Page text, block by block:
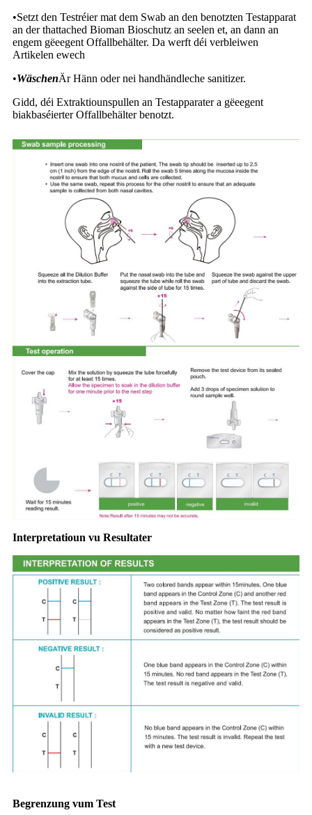
•Setzt den Testréier mat dem Swab an den benotzten Testapparat
an der thattached Bioman Bioschutz an seelen et, an dann an
engem gëeegent Offallbehälter. Da werft déi verbleiwen
Artikelen ewech
•WäschenÄr Hänn oder nei handhändleche sanitizer.
Gidd, déi Extraktiounspullen an Testapparater a gëeegent
biakbaséierter Offallbehälter benotzt.
Interpretatioun vu Resultater
Begrenzung vum Test